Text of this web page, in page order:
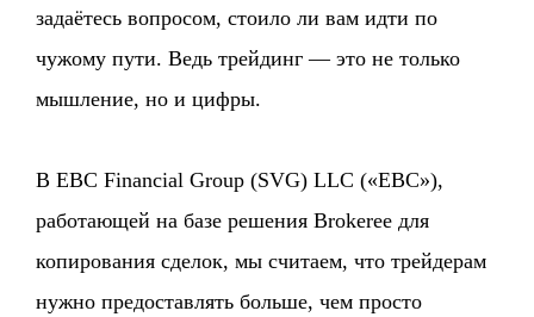
задаётесь вопросом, стоило ли вам идти по
чужому пути. Ведь трейдинг — это не только
мышление, но и цифры.
В EBC Financial Group (SVG) LLC («EBC»),
работающей на базе решения Brokeree для
копирования сделок, мы считаем, что трейдерам
нужно предоставлять больше, чем просто